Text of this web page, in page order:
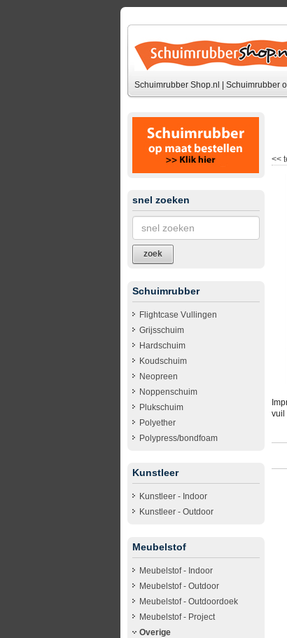
Schuimrubber Shop.nl | Schuimrubber
snel zoeken
zoek
Schuimrubber
Flightcase Vullingen
Grijsschuim
Hardschuim
Koudschuim
Neopreen
Noppenschuim
Plukschuim
Polyether
Polypress/bondfoam
Kunstleer
Kunstleer - Indoor
Kunstleer - Outdoor
Meubelstof
Meubelstof - Indoor
Meubelstof - Outdoor
Meubelstof - Outdoordoek
Meubelstof - Project
Overige
<<
vuil